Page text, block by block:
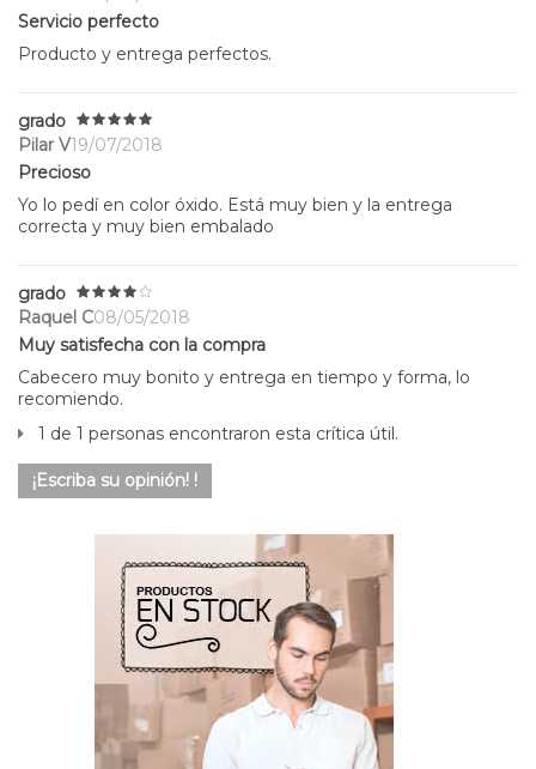
Servicio perfecto
Producto y entrega perfectos.
grado
Pilar V19/07/2018
Precioso
Yo lo pedí en color óxido. Está muy bien y la entrega
correcta y muy bien embalado
grado
Raquel C08/05/2018
Muy satisfecha con la compra
Cabecero muy bonito y entrega en tiempo y forma, lo
recomiendo.
1 de 1 personas encontraron esta crítica útil.
¡Escriba su opinión! !